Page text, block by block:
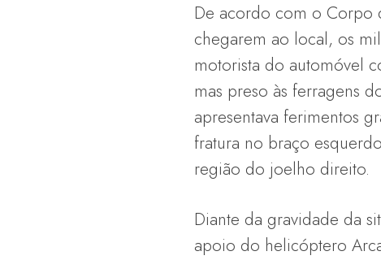
De acordo com o Corpo
chegarem ao local, os
motorista do automóvel
mas preso às ferragens
apresentava ferimentos
fratura no braço
região do joelho direito.
Diante da gravidade da
apoio do helicóptero